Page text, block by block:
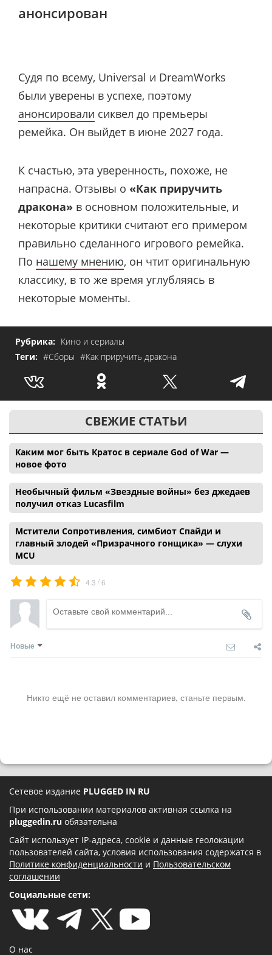
анонсирован
Судя по всему, Universal и DreamWorks
были уверены в успехе, поэтому
анонсировали сиквел до премьеры
ремейка. Он выйдет в июне 2027 года.
К счастью, эта уверенность, похоже, не
напрасна. Отзывы о «Как приручить
дракона» в основном положительные, и
некоторые критики считают его примером
правильно сделанного игрового ремейка.
По нашему мнению, он чтит оригинальную
классику, в то же время углубляясь в
некоторые моменты.
Рубрика: Кино и сериалы
Теги: #Сборы #Как приручить дракона
СВЕЖИЕ СТАТЬИ
Каким мог быть Кратос в сериале God of War —
новое фото
Необычный фильм «Звездные войны» без джедаев
получил отказ Lucasfilm
Мстители Сопротивления, симбиот Спайди и
главный злодей «Призрачного гонщика» — слухи
MCU
4.3 /6
Новые
Никто ещё не оставил комментариев, станьте первым.
Сетевое издание PLUGGED IN RU
При использовании материалов активная ссылка на
pluggedin.ru обязательна
Сайт использует IP-адреса, cookie и данные геолокации
пользователей сайта, условия использования содержатся в
Политике конфиденциальности и Пользовательском
соглашении
Социальные сети:
О нас